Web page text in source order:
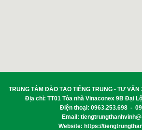
TRUNG TÂM ĐÀO TẠO TIẾNG TRUNG - TƯ
Địa chỉ: TT01 Tòa nhà Vinaconex 9B Đại
Điện thoại: 0963.253.698 -
Email:
Website: https://